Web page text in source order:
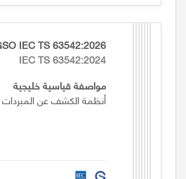
IEC TS 63542:2026
IEC TS 63542:2024
مواصفة قياسية خليجية
أنظمة الكشف عن المبردات